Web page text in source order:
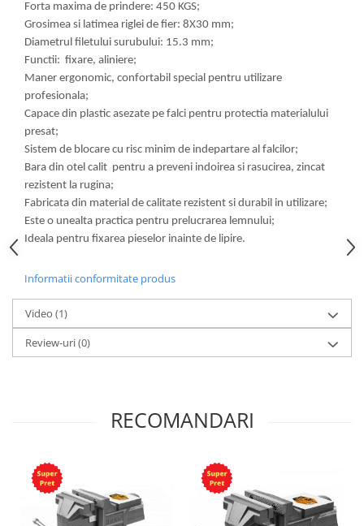
Forta maxima de prindere: 450 KGS;
Grosimea si latimea riglei de fier: 8X30 mm;
Diametrul filetului surubului: 15.3 mm;
Functii: fixare, aliniere;
Maner ergonomic, confortabil special pentru utilizare
profesionala;
Capace din plastic asezate pe falci pentru protectia materialului
presat;
Sistem de blocare cu risc minim de indepartare al falcilor;
Bara din otel calit pentru a preveni indoirea si rasucirea, zincat
rezistent la rugina;
Fabricata din material de calitate rezistent si durabil in utilizare;
Este o unealta practica pentru prelucrarea lemnului;
Ideala pentru fixarea pieselor inainte de lipire.
Informatii conformitate produs
Video (1)
Review-uri(0)
RECOMANDARI